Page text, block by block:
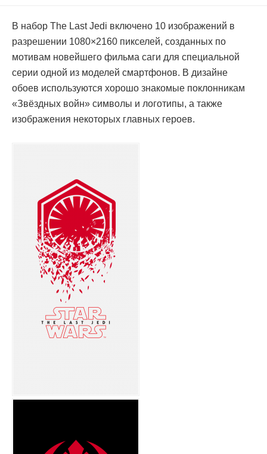
В набор The Last Jedi включено 10 изображений в
разрешении 1080×2160 пикселей, созданных по
мотивам новейшего фильма саги для специальной
серии одной из моделей смартфонов. В дизайне
обоев используются хорошо знакомые поклонникам
«Звёздных войн» символы и логотипы, а также
изображения некоторых главных героев.